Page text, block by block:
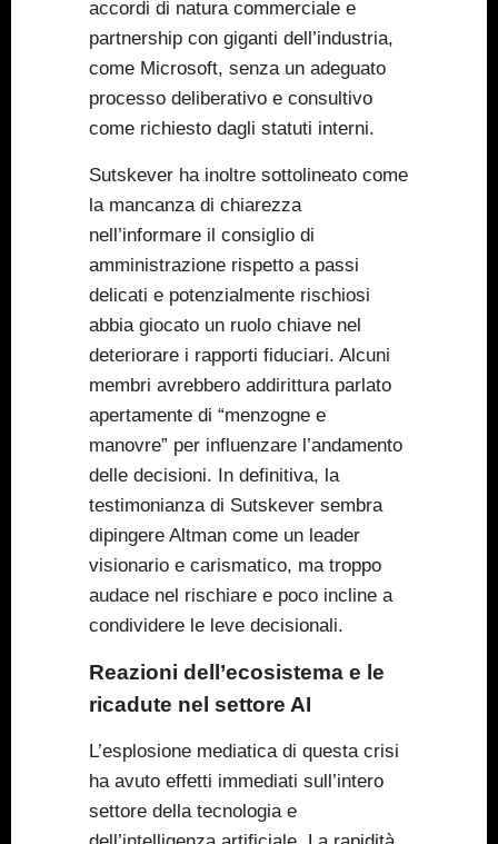
accordi di natura commerciale e
partnership con giganti dell’industria,
come Microsoft, senza un adeguato
processo deliberativo e consultivo
come richiesto dagli statuti interni.
Sutskever ha inoltre sottolineato come
la mancanza di chiarezza
nell’informare il consiglio di
amministrazione rispetto a passi
delicati e potenzialmente rischiosi
abbia giocato un ruolo chiave nel
deteriorare i rapporti fiduciari. Alcuni
membri avrebbero addirittura parlato
apertamente di “menzogne e
manovre” per influenzare l’andamento
delle decisioni. In definitiva, la
testimonianza di Sutskever sembra
dipingere Altman come un leader
visionario e carismatico, ma troppo
audace nel rischiare e poco incline a
condividere le leve decisionali.
Reazioni dell’ecosistema e le
ricadute nel settore AI
L’esplosione mediatica di questa crisi
ha avuto effetti immediati sull’intero
settore della tecnologia e